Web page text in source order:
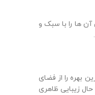
آن‌ ها را با سبک و
بهره را از فضای
زیبایی ظاهری